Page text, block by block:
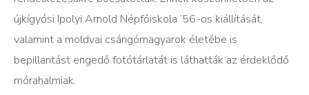
újkígyósi Ipolyi Arnold Népfőiskola ’56-os kiállítását,
valamint a moldvai csángómagyarok életébe is
bepillantást engedő fotótárlatát is láthatták az érdeklődő
mórahalmiak.